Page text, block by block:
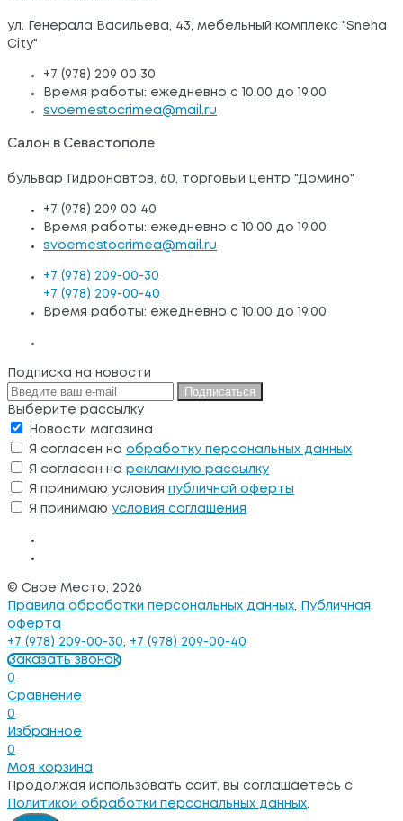
ул. Генерала Васильева, 43, мебельный комплекс "Sneha
City"
+7 (978) 209 00 30
Время работы: ежедневно с 10.00 до 19.00
svoemestocrimea@mail.ru
Салон в Севастополе
бульвар Гидронавтов, 60, торговый центр "Домино"
+7 (978) 209 00 40
Время работы: ежедневно с 10.00 до 19.00
svoemestocrimea@mail.ru
+7 (978) 209-00-30
+7 (978) 209-00-40
Время работы: ежедневно с 10.00 до 19.00
Подписка на новости
Подписаться
Выберите рассылку
Новости магазина
Я согласен на обработку персональных данных
Я согласен на рекламную рассылку
Я принимаю условия публичной оферты
Я принимаю условия соглашения
© Свое Место, 2026
Правила обработки персональных данных,
Публичная
оферта
+7 (978) 209-00-30, +7 (978) 209-00-40
Заказать звонок
0
Сравнение
0
Избранное
0
Моя корзина
Продолжая использовать сайт, вы соглашаетесь с
Политикой обработки персональных данных.